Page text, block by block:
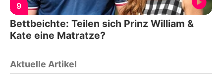
9
Bettbeichte: Teilen sich Prinz William &
Kate eine Matratze?
Aktuelle Artikel